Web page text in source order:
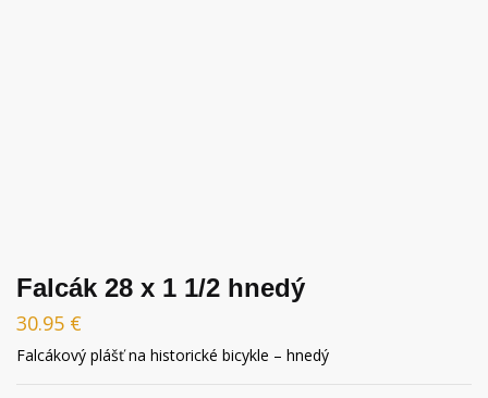
Falcák 28 x 1 1/2 hnedý
30.95 €
Falcákový plášť na historické bicykle – hnedý